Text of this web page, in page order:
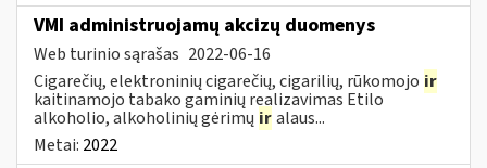
VMI administruojamų akcizų duomenys
Web turinio sąrašas 2022-06-16
Cigarečių, elektroninių cigarečių, cigarilių, rūkomojo ir
kaitinamojo tabako gaminių realizavimas Etilo
alkoholio, alkoholinių gėrimų iralaus...
Metai: 2022